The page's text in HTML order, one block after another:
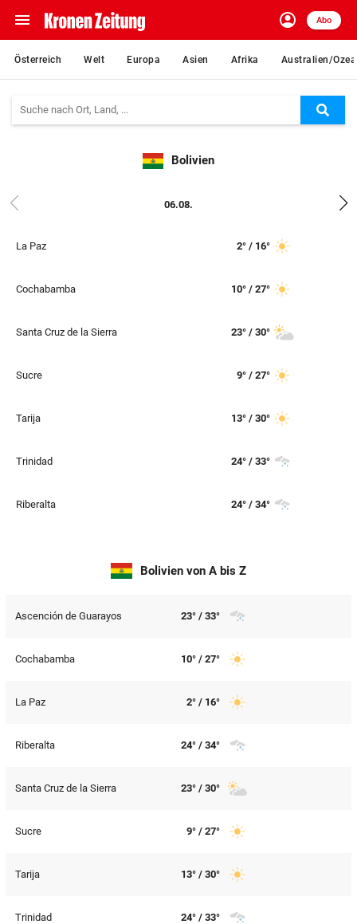
menu Navigation
ein-/ausklappen
account_circle
Anmelden
Abo
Österreich Welt Europa Asien Afrika Australien/
close Schließen
Abonnieren
account_circle Anmelden
arrow_right
eingeben
© Krone Multimedia GmbH & Co KG 2026
Bolivien
06.08.
La Paz 2° / 16°
Cochabamba 10° / 27°
Santa Cruz de la Sierra 23° / 30°
Sucre 9° / 27°
Tarija 13° / 30°
Trinidad 24° / 33°
Riberalta 24° / 34°
Bolivien von A bis Z
Ascención de Guarayos 23° / 33°
Cochabamba 10° / 27°
La Paz 2° / 16°
Riberalta 24° / 34°
Santa Cruz de la Sierra 23° / 30°
Sucre 9° / 27°
Tarija 13° / 30°
Trinidad 24° / 33°